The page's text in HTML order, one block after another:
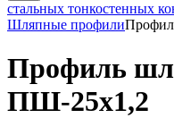
стальных тонкостенных
Шляпные профили
Профиль
ПШ-25x1,2